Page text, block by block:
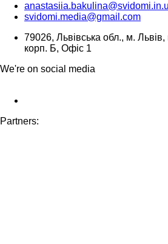
svidomi.media@gmail.com
79026, Львівська обл., м.
корп. Б, Офіс 1
We're on social media
Partners: